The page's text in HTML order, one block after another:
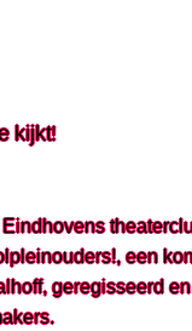
kijkt!
een
geregisseerd